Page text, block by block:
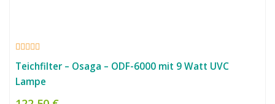
Teichfilter – Osaga – ODF-6000 mit 9 Watt UVC
Lampe